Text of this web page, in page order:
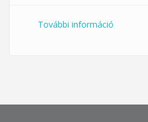
További információ